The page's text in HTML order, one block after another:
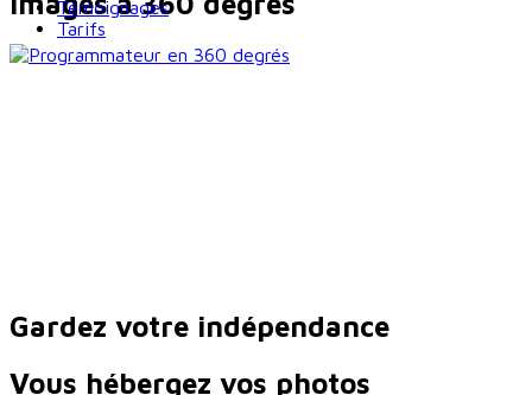
Gardez votre indépendance
Vous hébergez vos photos
Témoignages
Tarifs